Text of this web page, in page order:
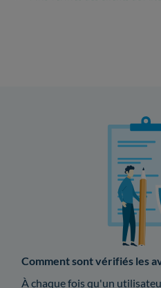
Comment sont vérifiés les
À chaque fois qu'un